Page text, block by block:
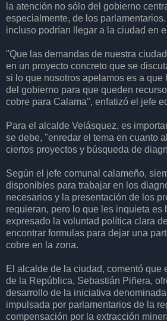
la atención no sólo del gobierno
especialmente, de los
incluso podrían llegar a la ciudad en
"Que las demandas de nuestra
en un proyecto concreto que se
si lo que nosotros apelamos es a que
del gobierno para que queden
cobre para Calama", enfatizó el jefe
Para el alcalde Velásquez, es
se debe, "enredar el tema en cuanto
ciertos proyectos y búsqueda de
Según el jefe comunal calameño,
disponibles para trabajar en los
necesarios y la presentación de los
requieran, pero lo que les inquieta es
expresado la voluntad política clara
encontrar formulas para dejar una
cobre en la zona.
El alcalde de la ciudad, comentó que
de la República, Sebastián Piñera,
desarrollo de la iniciativa
impulsada por parlamentarios de la
compensación por la extracción